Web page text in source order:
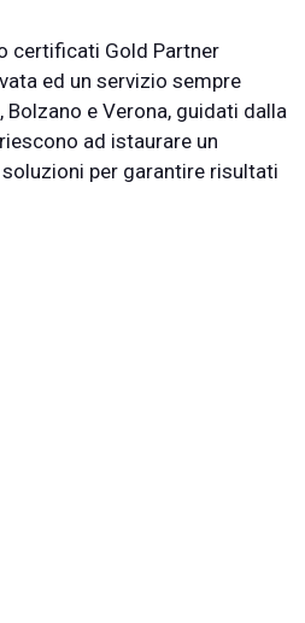
certificati Gold Partner
ed un servizio sempre
e Verona, guidati dalla
ad istaurare un
per garantire risultati